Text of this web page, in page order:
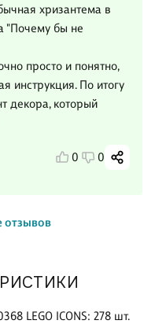
LEGO ICONS: 278 шт.
хризантема в
"Почему бы не
просто и понятно,
инструкция. По итогу
декора, который
0 0
отзывов